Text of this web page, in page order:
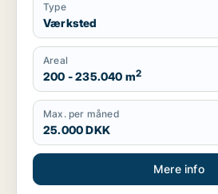
Type
Værksted
Areal
200 - 235.040 m2
Max. per måned
25.000 DKK
Mere info